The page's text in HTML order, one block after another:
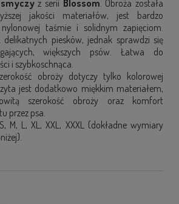
smyczyz serii Blossom . Obroża została
jakości materiałów, jest bardzo
taśmie i solidnym zapięciom.
delikatnych piesków, jednak sprawdzi się
większych psów. Łatwa do
i szybkoschnąca.
obroży dotyczy tylko kolorowej
jest dodatkowo miękkim materiałem,
szerokość obroży oraz komfort
przez psa.
M, L, XL, XXL, XXXL (dokładne wymiary